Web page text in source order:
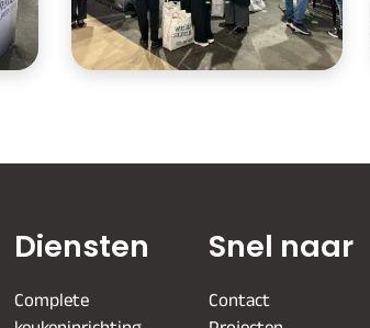
Diensten
Complete
Snel naar
Contact